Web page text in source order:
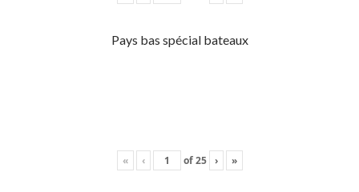
Pays bas spécial bateaux
« ‹ of25 › »